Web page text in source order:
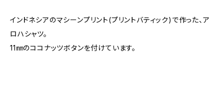
インドネシアのマシーンプリント(プリントバティック)で作った、ア
ロハシャツ。
11㎜のココナッツボタンを付けています。